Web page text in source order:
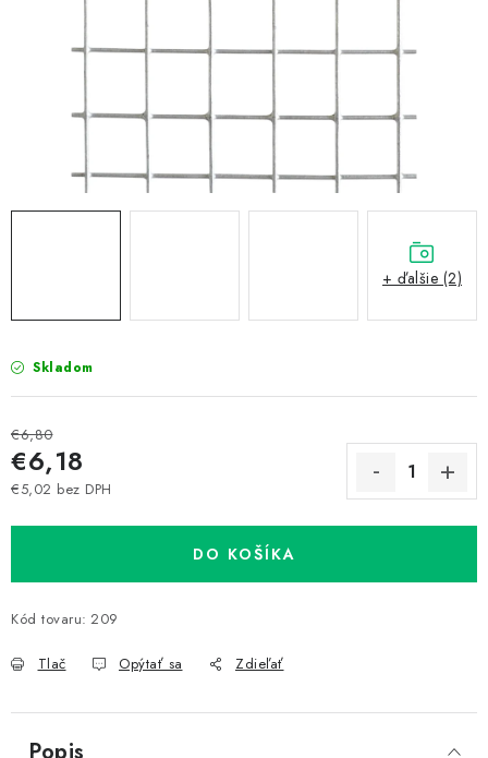
Prepravné a termín doručenia
Obchodné podmienky
Všetko o súboroch cookies
Skladom
€6,80
€6,18
€5,02 bez DPH
DO KOŠÍKA
Kód tovaru: 209
Tlač Opýtať sa Zdieľať
+ ďalšie (2)